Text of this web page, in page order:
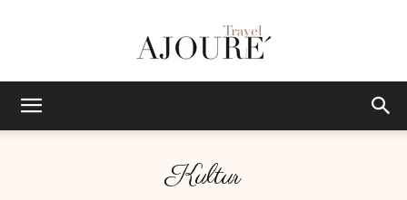
TRAVEL
Kultur